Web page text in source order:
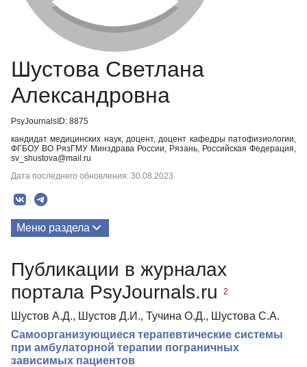
Шустова Светлана
Александровна
PsyJournalsID: 8875
кандидат медицинских наук, доцент, доцент кафедры патофизиологии,
ФГБОУ ВО РязГМУ Минздрава России, Рязань, Российская Федерация,
sv_shustova@mail.ru
Дата последнего обновления: 30.08.2023
Меню раздела
Публикации в журналах
портала PsyJournals.ru
2
Шустов А.Д., Шустов Д.И., Тучина О.Д., Шустова С.А.
Самоорганизующиеся терапевтические системы
при амбулаторной терапии пограничных
зависимых пациентов